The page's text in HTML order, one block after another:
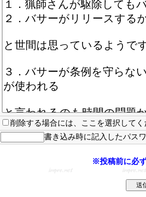
削除する場合には、ここを選択してく
書き込み時に記入したパス
※投稿前に必